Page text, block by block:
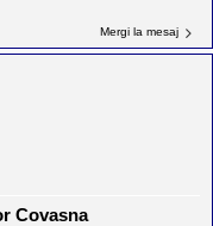
Mergi la mesaj
Covasna